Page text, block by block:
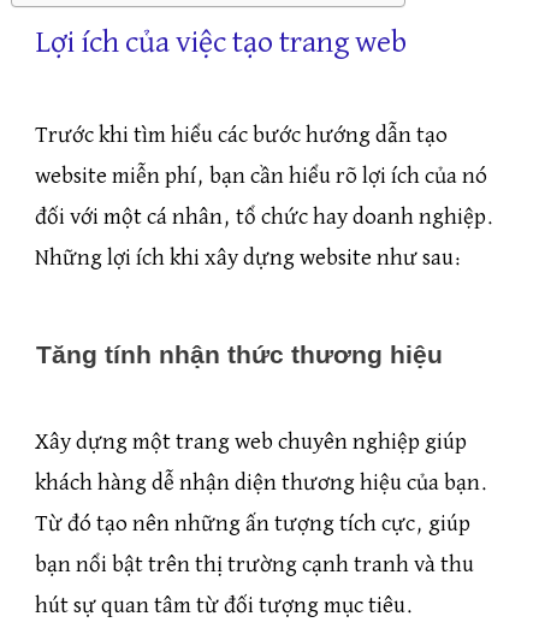
Lợi ích của việc tạo trang web
Trước khi tìm hiểu các bước hướng dẫn tạo
website miễn phí, bạn cần hiểu rõ lợi ích của nó
đối với một cá nhân, tổ chức hay doanh nghiệp.
Những lợi ích khi xây dựng website như sau:
Tăng tính nhận thức thương hiệu
Xây dựng một trang web chuyên nghiệp giúp
khách hàng dễ nhận diện thương hiệu của bạn.
Từ đó tạo nên những ấn tượng tích cực, giúp
bạn nổi bật trên thị trường cạnh tranh và thu
hút sự quan tâm từ đối tượng mục tiêu.